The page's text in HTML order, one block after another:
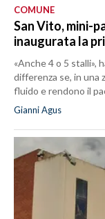
COMUNE
San Vito, mini-
inaugurata la
«Anche 4 o 5 stalli»,
differenza se, in una
fluido e rendono il
Gianni Agus